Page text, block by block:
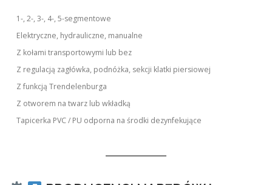
1-, 2-, 3-, 4-, 5-segmentowe
Elektryczne, hydrauliczne, manualne
Z kołami transportowymi lub bez
Z regulacją zagłówka, podnóżka, sekcji klatki piersiowej
Z funkcją Trendelenburga
Z otworem na twarz lub wkładką
Tapicerka PVC / PU odporna na środki dezynfekujące